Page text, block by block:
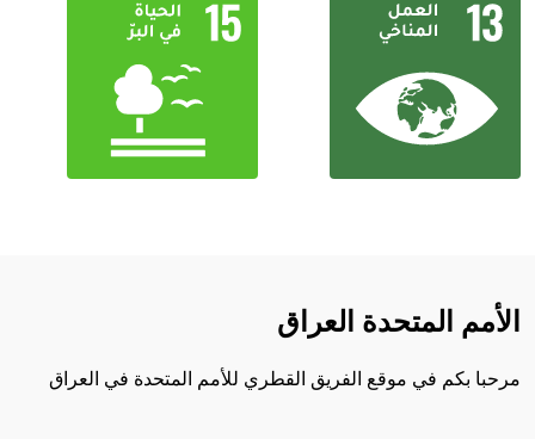
الأمم المتحدة العراق
مرحبا بكم في موقع الفريق القطري للأمم المتحدة في العراق